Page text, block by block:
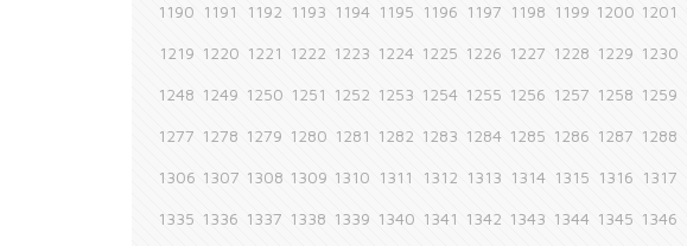
1190 1191 1192 1193 1194 1195 1196 1197 1198 1199 1200 1201
1219 1220 1221 1222 1223 1224 1225 1226 1227 1228 1229 1230
1248 1249 1250 1251 1252 1253 1254 1255 1256 1257 1258 1259
1277 1278 1279 1280 1281 1282 1283 1284 1285 1286 1287 1288
1306 1307 1308 1309 1310 1311 1312 1313 1314 1315 1316 1317
1335 1336 1337 1338 1339 1340 1341 1342 1343 1344 1345 1346